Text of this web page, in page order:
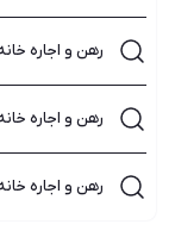
رهن و اجاره
رهن و اجاره
رهن و اجاره